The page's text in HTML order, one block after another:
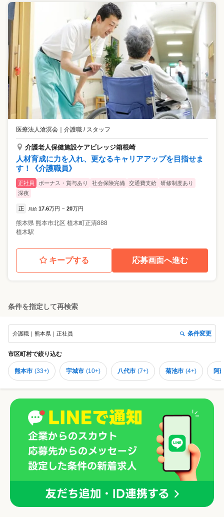
医療法人滄溟会 介護職 / スタッフ
介護老人保健施設ケアビレッジ箱根崎
人材育成に力を入れ、更なるキャリアアップを目指せま
す！《介護職員》
正社員 ボーナス・賞与あり 社会保険完備 交通費支給
研修制度あり
深夜
正 月給 17.6万円 ~ 20万円
熊本県 熊本市北区 植木町正清888
植木駅
キープする 応募画面へ進む
条件を指定して再検索
介護職｜熊本県｜正社員 条件変更
市区町村で絞り込む
熊本市 (33+) 宇城市 (10+) 八代市 (7+) 菊池市 (4+) 阿